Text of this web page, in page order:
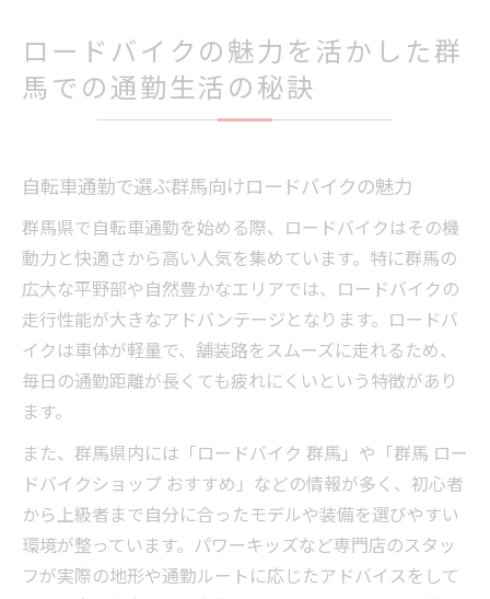
ロードバイクの魅力を活かした群
馬での通勤生活の秘訣
自転車通勤で選ぶ群馬向けロードバイクの魅力
群馬県で自転車通勤を始める際、ロードバイクはその機
動力と快適さから高い人気を集めています。特に群馬の
広大な平野部や自然豊かなエリアでは、ロードバイクの
走行性能が大きなアドバンテージとなります。ロードバ
イクは車体が軽量で、舗装路をスムーズに走れるため、
毎日の通勤距離が長くても疲れにくいという特徴があり
ます。
また、群馬県内には「ロードバイク 群馬」や「群馬 ロー
ドバイクショップ おすすめ」などの情報が多く、初心者
から上級者まで自分に合ったモデルや装備を選びやすい
環境が整っています。パワーキッズなど専門店のスタッ
フが実際の地形や通勤ルートに応じたアドバイスをして